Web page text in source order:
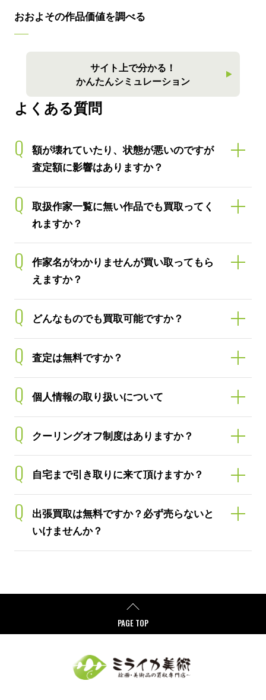
おおよその作品価値を調べる
サイト上で分かる！
かんたんシミュレーション
よくある質問
Q
額が壊れていたり、状態が悪いのですが
査定額に影響はありますか？
Q
取扱作家一覧に無い作品でも買取ってく
れますか？
Q
作家名がわかりませんが買い取ってもら
えますか？
Q どんなものでも買取可能ですか？
Q 査定は無料ですか？
Q 個人情報の取り扱いについて
Q クーリングオフ制度はありますか？
Q 自宅まで引き取りに来て頂けますか？
Q
出張買取は無料ですか？必ず売らないと
いけませんか？
PAGE TOP